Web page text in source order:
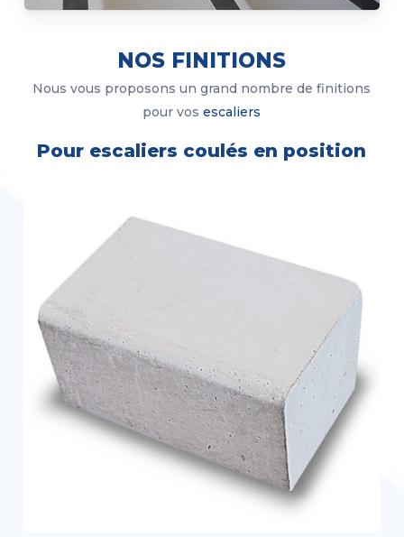
NOS FINITIONS
Nous vous proposons un grand nombre de finitions
pour vosescaliers
Pour escaliers coulés en position